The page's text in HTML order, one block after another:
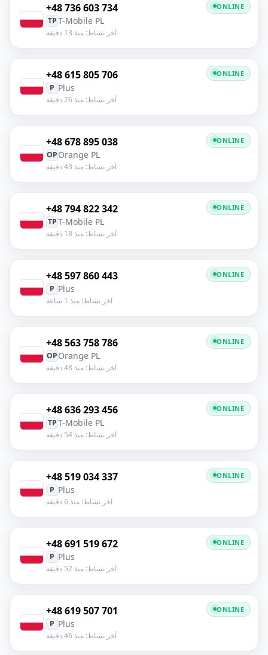
+48 736 603 734
TPT-Mobile PL
آخر نشاط: منذ 13 دقيقة
ONLINE
+48 615 805 706
P Plus
آخر نشاط: منذ 26 دقيقة
ONLINE
+48 678 895 038
OPOrange PL
آخر نشاط: منذ 43 دقيقة
ONLINE
+48 794 822 342
TPT-Mobile PL
آخر نشاط: منذ 18 دقيقة
ONLINE
+48 597 860 443
P Plus
آخر نشاط: منذ 1 ساعة
ONLINE
+48 563 758 786
OPOrange PL
آخر نشاط: منذ 48 دقيقة
ONLINE
+48 636 293 456
TPT-Mobile PL
آخر نشاط: منذ 54 دقيقة
ONLINE
+48 519 034 337
P Plus
آخر نشاط: منذ 6 دقيقة
ONLINE
+48 691 519 672
P Plus
آخر نشاط: منذ 52 دقيقة
ONLINE
+48 619 507 701
P Plus
آخر نشاط: منذ 46 دقيقة
ONLINE